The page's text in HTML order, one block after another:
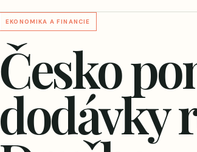
EKONOMIKA A FINANCIE
Česko
dodávky